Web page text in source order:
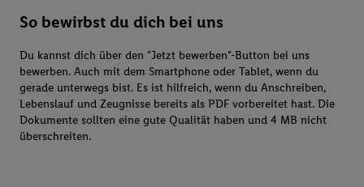
So bewirbst du dich bei uns
Du kannst dich über den "Jetzt bewerben"-Button bei uns
bewerben. Auch mit dem Smartphone oder Tablet, wenn du
gerade unterwegs bist. Es ist hilfreich, wenn du Anschreiben,
Lebenslauf und Zeugnisse bereits als PDF vorbereitet hast. Die
Dokumente sollten eine gute Qualität haben und 4 MB nicht
überschreiten.